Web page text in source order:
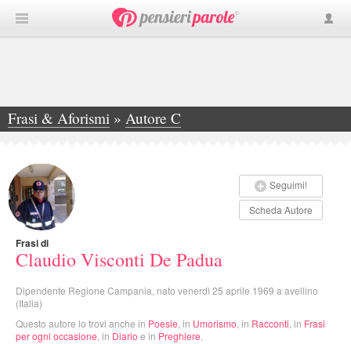
Frasi & Aforismi » Autore C
»Claudio Visconti De Padua
Seguimi!
Scheda Autore
Frasi di
Claudio Visconti De Padua
Dipendente Regione Campania, nato venerdì 25 aprile 1969 a avellino
(Italia)
Questo autore lo trovi anche in Poesie , in Umorismo , in Racconti , in Frasi
per ogni occasione , in Diario e in Preghiere